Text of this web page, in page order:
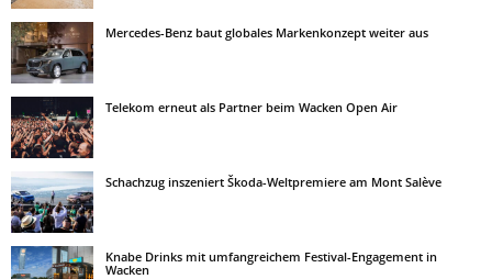
Mercedes-Benz baut globales Markenkonzept weiter aus
Telekom erneut als Partner beim Wacken Open Air
Schachzug inszeniert Škoda-Weltpremiere am Mont Salève
Knabe Drinks mit umfangreichem Festival-Engagement in
Wacken